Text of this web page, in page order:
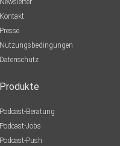
Newsletter
Kontakt
Presse
Nutzungsbedingungen
Datenschutz
Produkte
Podcast-Beratung
Podcast-Jobs
Podcast-Push